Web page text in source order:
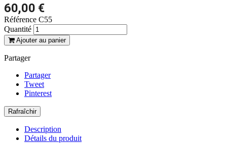
60,00 €
Référence C55
Quantité
Ajouter au panier
Partager
Partager
Tweet
Pinterest
Description
Détails du produit